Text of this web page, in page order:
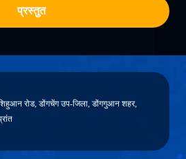
प्रस्तुत
रोड, डोंगचेंग उप-जिला, डोंगगुआन शहर,